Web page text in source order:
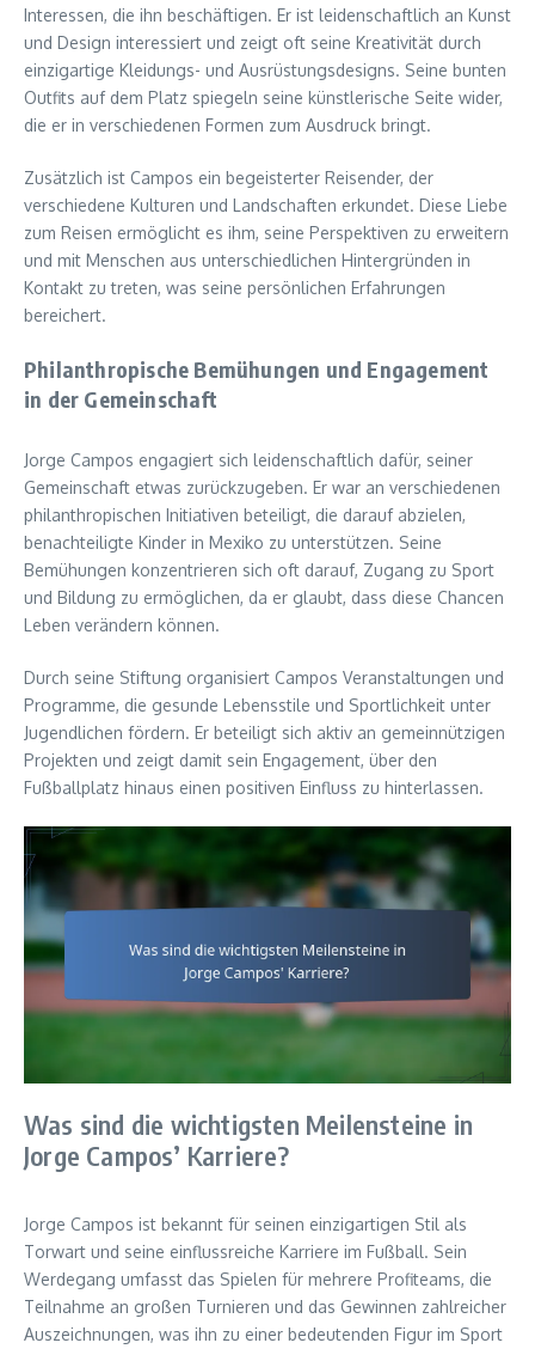
Interessen, die ihn beschäftigen. Er ist leidenschaftlich an Kunst
und Design interessiert und zeigt oft seine Kreativität durch
einzigartige Kleidungs- und Ausrüstungsdesigns. Seine bunten
Outfits auf dem Platz spiegeln seine künstlerische Seite wider,
die er in verschiedenen Formen zum Ausdruck bringt.
Zusätzlich ist Campos ein begeisterter Reisender, der
verschiedene Kulturen und Landschaften erkundet. Diese Liebe
zum Reisen ermöglicht es ihm, seine Perspektiven zu erweitern
und mit Menschen aus unterschiedlichen Hintergründen in
Kontakt zu treten, was seine persönlichen Erfahrungen
bereichert.
Philanthropische Bemühungen und Engagement
in der Gemeinschaft
Jorge Campos engagiert sich leidenschaftlich dafür, seiner
Gemeinschaft etwas zurückzugeben. Er war an verschiedenen
philanthropischen Initiativen beteiligt, die darauf abzielen,
benachteiligte Kinder in Mexiko zu unterstützen. Seine
Bemühungen konzentrieren sich oft darauf, Zugang zu Sport
und Bildung zu ermöglichen, da er glaubt, dass diese Chancen
Leben verändern können.
Durch seine Stiftung organisiert Campos Veranstaltungen und
Programme, die gesunde Lebensstile und Sportlichkeit unter
Jugendlichen fördern. Er beteiligt sich aktiv an gemeinnützigen
Projekten und zeigt damit sein Engagement, über den
Fußballplatz hinaus einen positiven Einfluss zu hinterlassen.
Was sind die wichtigsten Meilensteine in
Jorge Campos’ Karriere?
Jorge Campos ist bekannt für seinen einzigartigen Stil als
Torwart und seine einflussreiche Karriere im Fußball. Sein
Werdegang umfasst das Spielen für mehrere Profiteams, die
Teilnahme an großen Turnieren und das Gewinnen zahlreicher
Auszeichnungen, was ihn zu einer bedeutenden Figur im Sport